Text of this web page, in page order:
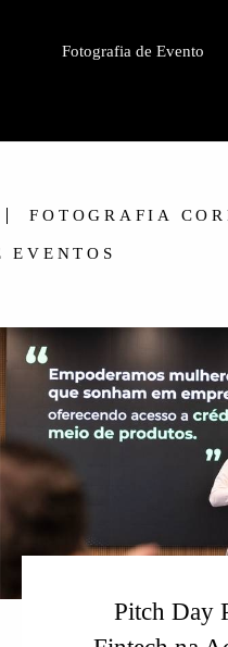
Fotografia de Evento
FOTOGRAFIA
EVENTOS
Pitch Day